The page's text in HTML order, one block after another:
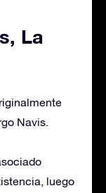
La
Navis.
luego